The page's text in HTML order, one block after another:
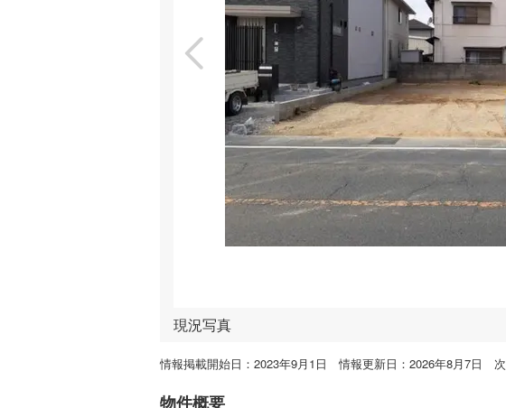
特徴の似た
お気に入り
現況写真
情報掲載開始日：2023年9月1日 情報更新日：2026年8月7日 次
物件概要